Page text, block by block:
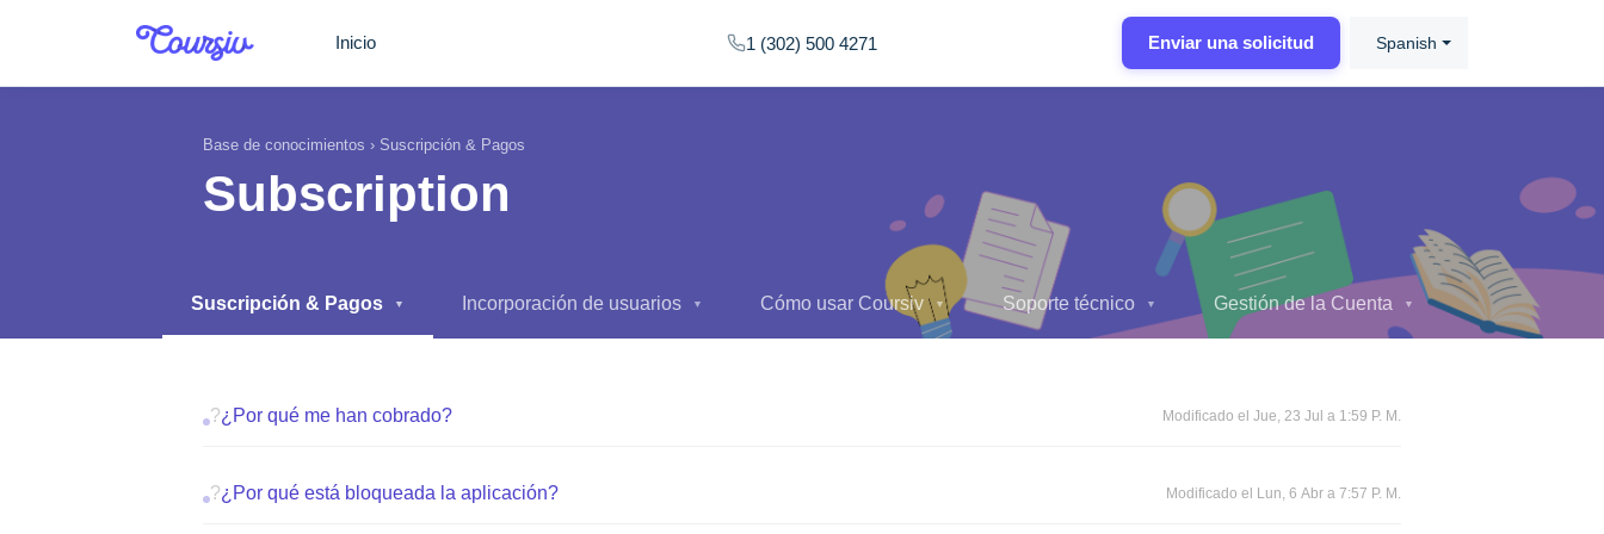
Inicio
Enviar una solicitud
1 (302) 500 4271 Spanish
Base de conocimientos › Suscripción & Pagos
Subscription
Suscripción & Pagos ▼ Incorporación de usuarios ▼ Cómo usar Coursiv ▼ Soporte técnico ▼ Gestión de la Cuenta ▼
?¿Por qué me han cobrado? Modificado el Jue, 23 Jul a 1:59 P. M.
?¿Por qué está bloqueada la aplicación? Modificado el Lun, 6 Abr a 7:57 P. M.